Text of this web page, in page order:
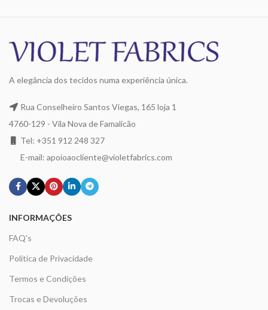
A elegância dos tecidos numa experiência única.
Rua Conselheiro Santos Viegas, 165 loja 1
4760-129 - Vila Nova de Famalicão
Tel: +351 912 248 327
E-mail: apoioaocliente@violetfabrics.com
INFORMAÇÕES
FAQ's
Politica de Privacidade
Termos e Condições
Trocas e Devoluções